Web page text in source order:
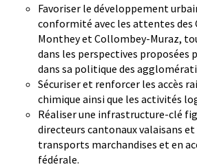
Favoriser le développement
conformité avec les attentes des
Monthey et Collombey-Muraz,
dans les perspectives proposées
dans sa politique des
Sécuriser et renforcer les accès
chimique ainsi que les activités
Réaliser une infrastructure-clé
directeurs cantonaux valaisans et
transports marchandises et en
fédérale.